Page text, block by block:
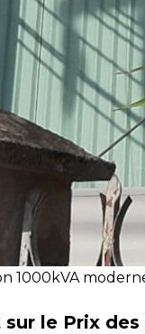
1000kVA
le Prix